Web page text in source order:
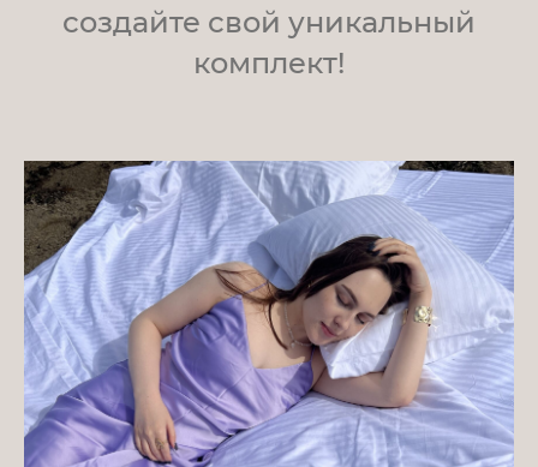
создайте свой уникальный
комплект!